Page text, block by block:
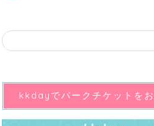
kkdayでパークチケットをお